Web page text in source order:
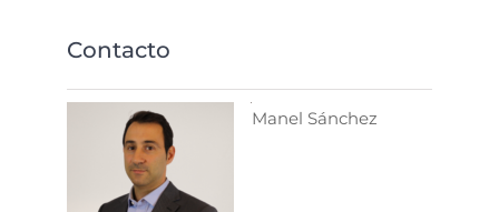
Contacto
Manel Sánchez